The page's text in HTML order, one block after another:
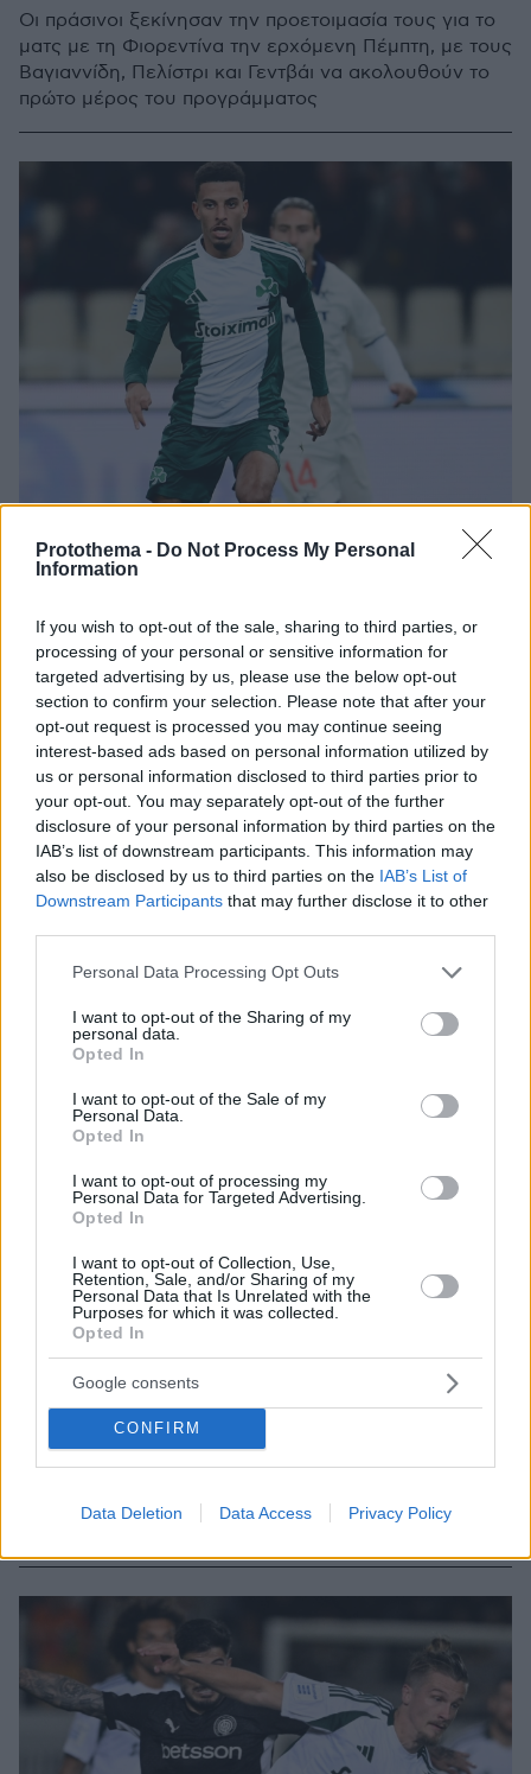
Protothema - Do Not Process My Personal
Information
If you wish to opt-out of the sale, sharing to third parties, or
processing of your personal or sensitive information for
targeted advertising by us, please use the below opt-out
section to confirm your selection. Please note that after your
opt-out request is processed you may continue seeing
interest-based ads based on personal information utilized by
us or personal information disclosed to third parties prior to
your opt-out. You may separately opt-out of the further
disclosure of your personal information by third parties on the
IAB’s list of downstream participants. This information may
also be disclosed by us to third parties on the IAB’s List of
Downstream Participants that may further disclose it to other
Please note that this website/app uses one or more Google
not limited to your visit or usage behaviour. You may click to
grant or deny consent to Google and its third-party tags to
use your data for below specified purposes in below Google
consent section.
Personal Data Processing Opt Outs
I want to opt-out of the Sharing of my
personal data.
Opted In
I want to opt-out of the Sale of my
Personal Data.
Opted In
I want to opt-out of processing my
Personal Data for Targeted Advertising.
Opted In
I want to opt-out of Collection, Use,
Retention, Sale, and/or Sharing of my
Personal Data that Is Unrelated with the
Purposes for which it was collected.
Opted In
Google consents
CONFIRM
Data Deletion Data Access Privacy Policy
Οι πράσινοι ξεκίνησαν την προετοιμασία τους για το
ματς με τη Φιορεντίνα την ερχόμενη Πέμπτη, με τους
Βαγιαννίδη, Πελίστρι και Γεντβάι να ακολουθούν το
πρώτο μέρος του προγράμματος
Παναθηναϊκός: Προλαβαίνει την ΑΕΚ ο Ουναΐ, σφίξιμο
στο δικέφαλο ο Σένκεφελντ - Τι γίνεται με Αράο,
Γεντβάι
Ο Αζεντίν Ουναΐ ακολούθησε μέρος του
προγράμματος και δείχνει πως ξεπερνάει τις
ενοχλήσεις στη μέση
16.01.2025, 17:07
Μπήκε στο πρόγραμμα ο Γεντβάι, αποθεραπεία ο
Μπακασέτας στον Παναθηναϊκό
Επιστροφές και απουσίες στους πράσινους ενόψει
19.11.2024, 21:55 1